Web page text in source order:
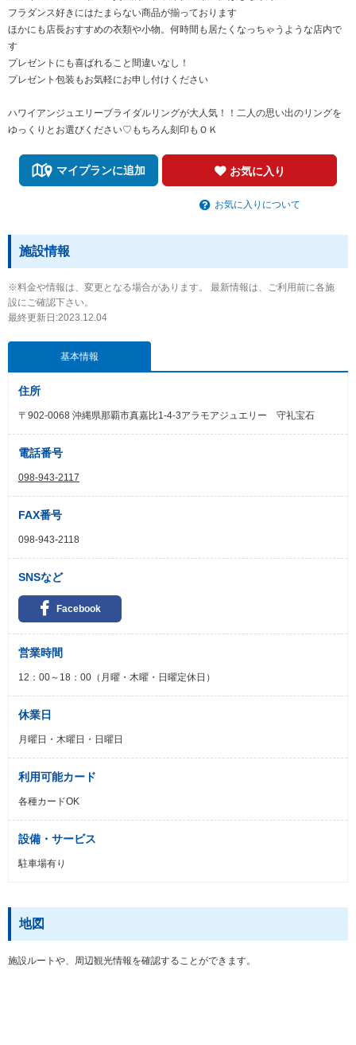
フラダンス好きにはたまらない商品が揃っております
ほかにも店長おすすめの衣類や小物。何時間も居たくなっちゃうような店内で
す
プレゼントにも喜ばれること間違いなし！
プレゼント包装もお気軽にお申し付けください
ハワイアンジュエリーブライダルリングが大人気！！二人の思い出のリングを
ゆっくりとお選びください♡もちろん刻印もＯＫ
マイプランに追加 お気に入り
お気に入りについて
施設情報
※料金や情報は、変更となる場合があります。 最新情報は、ご利用前に各施
設にご確認下さい。
最終更新日:2023.12.04
基本情報
住所
〒902-0068 沖縄県那覇市真嘉比1-4-3アラモアジュエリー 守礼宝石
電話番号
098-943-2117
FAX番号
098-943-2118
SNSなど
Facebook
営業時間
12：00～18：00（月曜・木曜・日曜定休日）
休業日
月曜日・木曜日・日曜日
利用可能カード
各種カードOK
設備・サービス
駐車場有り
地図
施設ルートや、周辺観光情報を確認することができます。